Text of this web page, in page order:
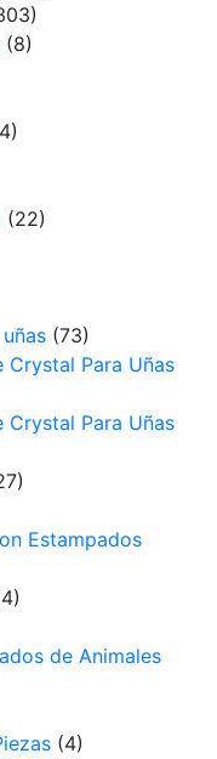
(8)
(22)
(73)
Crystal Para Uñas
Crystal Para Uñas
Estampados
de Animales
(4)